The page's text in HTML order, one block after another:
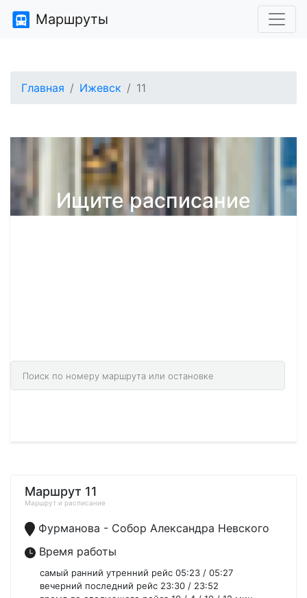
Маршруты
Главная Ижевск 11
Ищите расписание
Маршрут 11
Маршрут и расписание
Фурманова - Собор Александра Невского
Время работы
самый ранний утренний рейс 05:23 / 05:27
вечерний последний рейс 23:30 / 23:52